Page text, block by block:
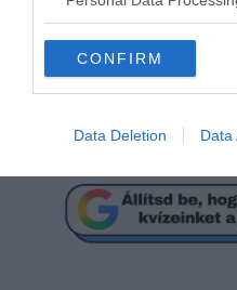
CONFIRM
Data Deletion Data
emiatt
mindkettő